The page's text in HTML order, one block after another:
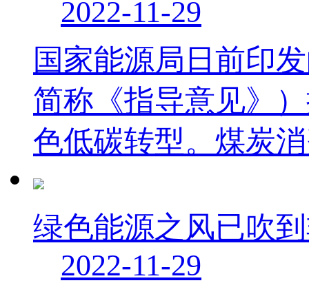
2022-11-29
国家能源局日前印
简称《指导意见》
色低碳转型。煤炭
绿色能源之风已吹
2022-11-29